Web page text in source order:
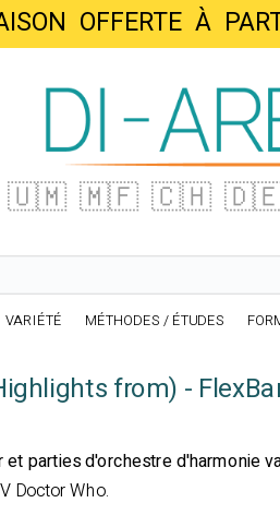
OFFERTE À
🇺🇲 🇲🇫 🇨🇭
VARIÉTÉ MÉTHODES / ÉTUDES
from) -
et parties d'orchestre d'harmonie
Doctor Who.